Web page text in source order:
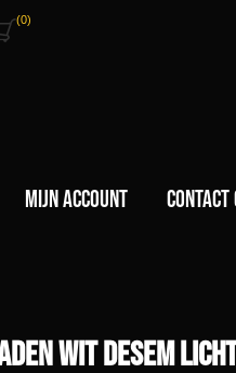
(0)
Mijn account Contact
wit desem